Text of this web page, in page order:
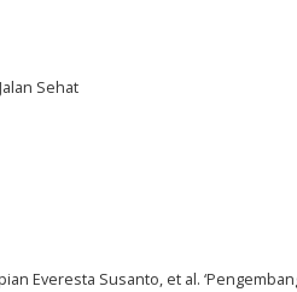
Sehat
Everesta Susanto, et al.